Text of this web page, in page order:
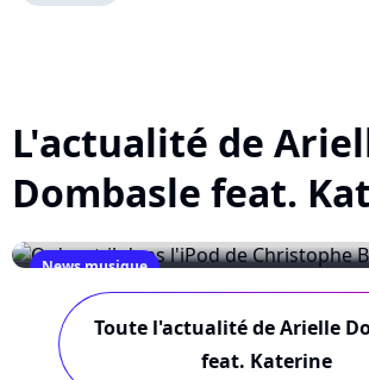
L'actualité de
Dombasle feat.
News musique
Qu'y a-t-il dans l'iPod de
Beaugrand ?
June 21, 2009
Toute l'actualité de Arielle
feat. Katerine